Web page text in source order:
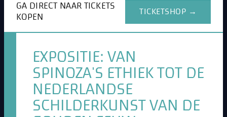
GA DIRECT NAAR TICKETS
KOPEN
TICKETSHOP →
EXPOSITIE: VAN
SPINOZA'S ETHIEK TOT DE
NEDERLANDSE
SCHILDERKUNST VAN DE